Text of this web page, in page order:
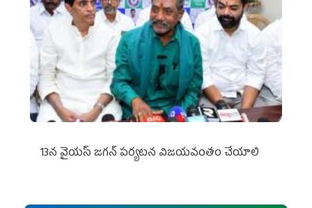
13న వైయస్‌ జగన్‌ పర్యటన విజయవంతం చేయాలి